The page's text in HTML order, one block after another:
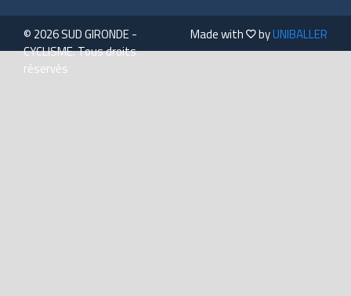
© 2026 SUD GIRONDE -
CYCLISME. Tous droits
réservés
Made with byUNIBALLER